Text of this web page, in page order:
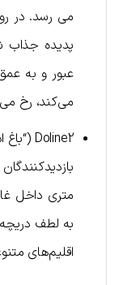
می رسد. در
پدیده جذاب
عبور و به
می‌کند، رخ
متری داخل
به لطف
اقلیم‌های